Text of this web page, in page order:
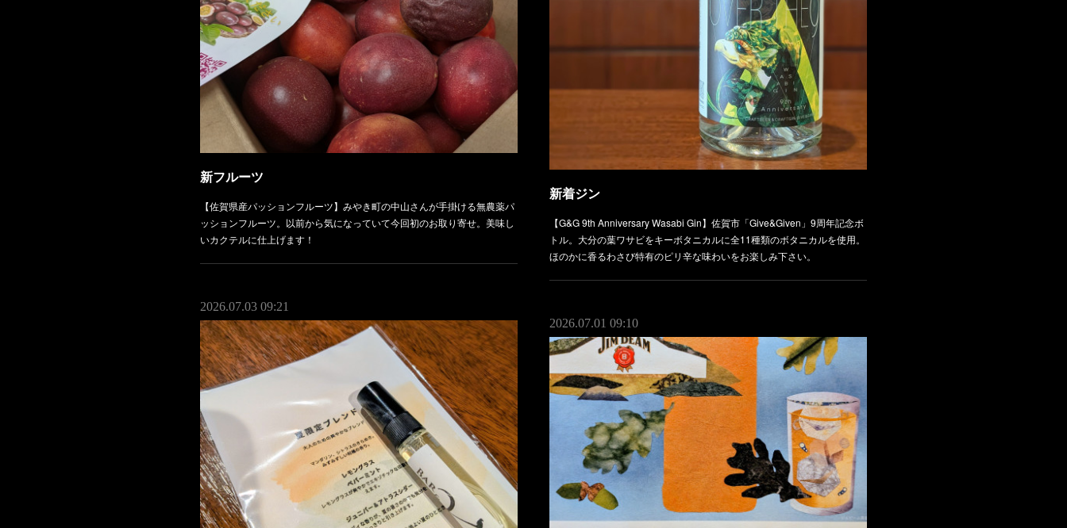
新フルーツ
【佐賀県産パッションフルーツ】みやき町の中山さんが手掛ける無農薬パ
ッションフルーツ。以前から気になっていて今回初のお取り寄せ。美味し
いカクテルに仕上げます！
新着ジン
【G&G 9th Anniversary Wasabi Gin】佐賀市「Give&Given」9周年記念ボ
トル。大分の葉ワサビをキーボタニカルに全11種類のボタニカルを使用。
ほのかに香るわさび特有のピリ辛な味わいをお楽しみ下さい。
2026.07.03 09:21
2026.07.01 09:10